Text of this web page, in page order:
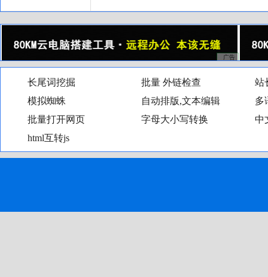
长尾词挖掘 批量外链检查
站
模拟蜘蛛
自动排版,文本编辑
多
批量打开网页
字母大小写转换
中
html互转js